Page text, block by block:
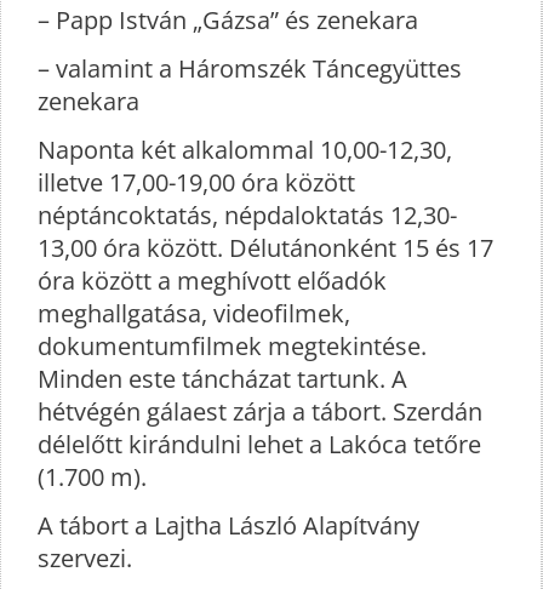
– Papp István „Gázsa” és zenekara
– valamint a Háromszék Táncegyüttes
zenekara
Naponta két alkalommal 10,00-12,30,
illetve 17,00-19,00 óra között
néptáncoktatás, népdaloktatás 12,30-
13,00 óra között. Délutánonként 15 és 17
óra között a meghívott előadók
meghallgatása, videofilmek,
dokumentumfilmek megtekintése.
Minden este táncházat tartunk. A
hétvégén gálaest zárja a tábort. Szerdán
délelőtt kirándulni lehet a Lakóca tetőre
(1.700 m).
A tábort a Lajtha László Alapítvány
szervezi.